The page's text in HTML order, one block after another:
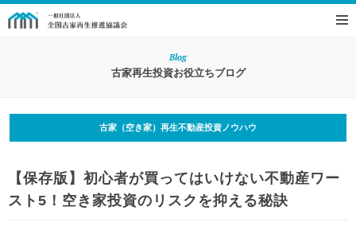
Blog
古家再生投資お役立ちブログ
古家（空き家）再生不動産投資ノウハウ
【保存版】初心者が買ってはいけない不動産ワー
スト5！空き家投資のリスクを抑える秘訣